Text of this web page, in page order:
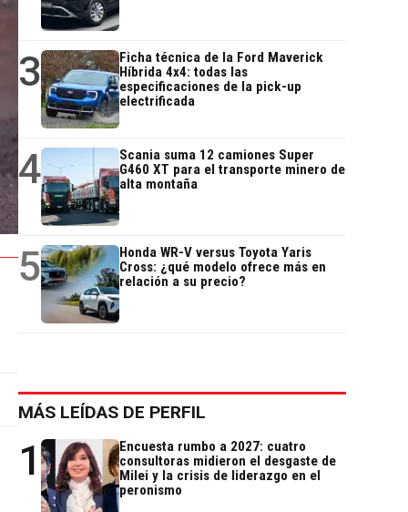
3
Ficha técnica de la Ford Maverick
Híbrida 4x4: todas las
especificaciones de la pick-up
electrificada
4
Scania suma 12 camiones Super
G460 XT para el transporte minero de
alta montaña
5
Honda WR-V versus Toyota Yaris
Cross: ¿qué modelo ofrece más en
relación a su precio?
MÁS LEÍDAS DE PERFIL
1
Encuesta rumbo a 2027: cuatro
consultoras midieron el desgaste de
Milei y la crisis de liderazgo en el
peronismo